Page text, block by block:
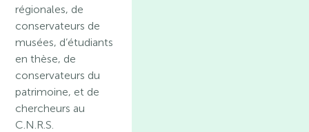
régionales, de
conservateurs de
musées, d’étudiants
en thèse, de
conservateurs du
patrimoine, et de
chercheurs au
C.N.R.S.